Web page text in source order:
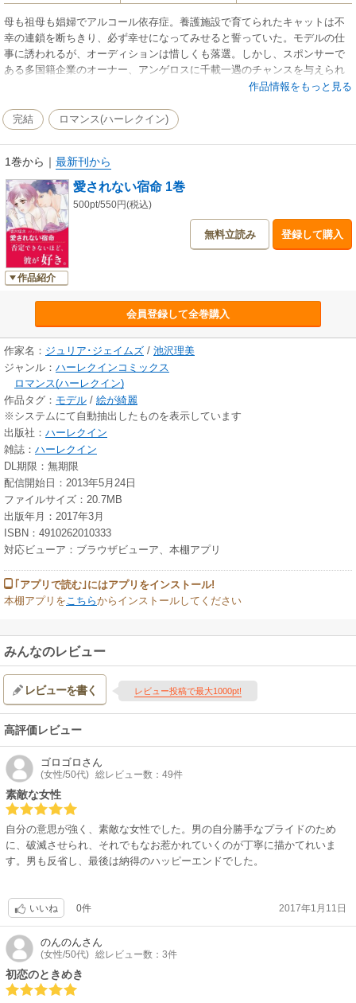
母も祖母も娼婦でアルコール依存症。養護施設で育てられたキャットは不
幸の連鎖を断ちきり、必ず幸せになってみせると誓っていた。モデルの仕
事に誘われるが、オーディションは惜しくも落選。しかし、スポンサーで
ある多国籍企業のオーナー、アンゲロスに千載一遇のチャンスを与えられ
る。夢のようなディナーに初めてのキス。人生は変わったと思ったが、キ
愛憎からむ運命が始まることを…！
作品情報をもっと見る
完結 ロマンス(ハーレクイン)
1巻から ｜ 最新刊から
作品紹介
愛されない宿命 1巻
500pt/550円(税込)
無料立読み 登録して購入
会員登録して全巻購入
作家名： ジュリア･ジェイムズ / 池沢理美
ジャンル： ハーレクインコミックス
ロマンス(ハーレクイン)
作品タグ： モデル / 絵が綺麗
※システムにて自動抽出したものを表示しています
出版社： ハーレクイン
雑誌： ハーレクイン
DL期限：無期限
配信開始日：2013年5月24日
ファイルサイズ：20.7MB
出版年月：2017年3月
ISBN：4910262010333
対応ビューア：ブラウザビューア、本棚アプリ
｢アプリで読む｣にはアプリをインストール!
本棚アプリを こちらからインストールしてください
みんなのレビュー
レビューを書く レビュー投稿で最大1000pt!
高評価レビュー
ゴロゴロ さん
(女性/50代) 総レビュー数：49件
素敵な女性
自分の意思が強く、素敵な女性でした。男の自分勝手なプライドのため
に、破滅させられ、それでもなお惹かれていくのが丁寧に描かてれいま
す。男も反省し、最後は納得のハッピーエンドでした。
いいね 0件 2017年1月11日
のんのんさん
(女性/50代) 総レビュー数：3件
初恋のときめき